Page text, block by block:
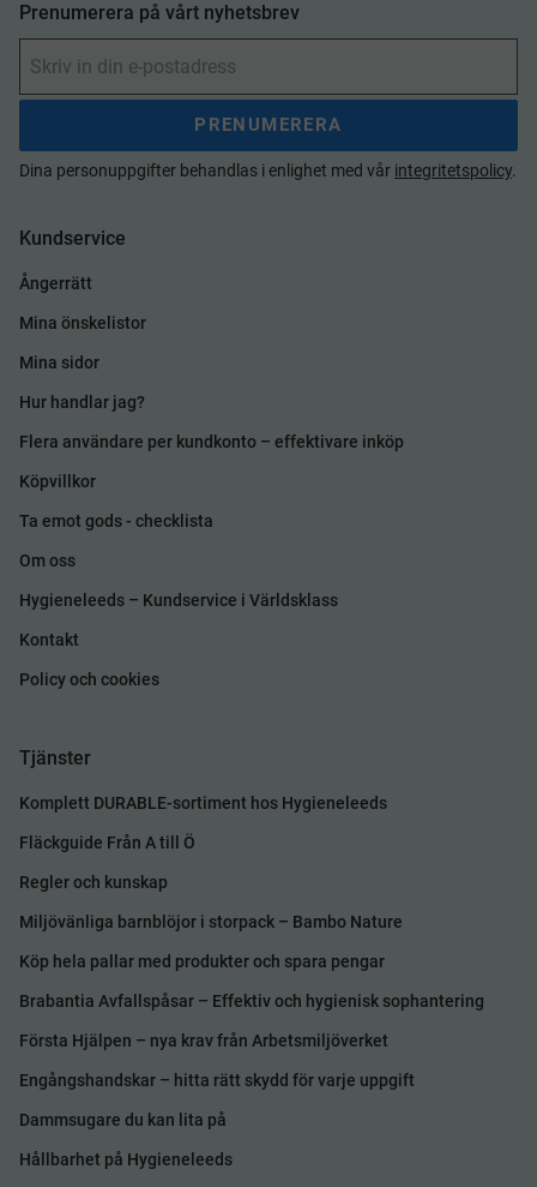
Prenumerera på vårt nyhetsbrev
PRENUMERERA
Dina personuppgifter behandlas i enlighet med vår integritetspolicy.
Kundservice
Ångerrätt
Mina önskelistor
Mina sidor
Hur handlar jag?
Flera användare per kundkonto – effektivare inköp
Köpvillkor
Ta emot gods - checklista
Om oss
Hygieneleeds – Kundservice i Världsklass
Kontakt
Policy och cookies
Tjänster
Komplett DURABLE-sortiment hos Hygieneleeds
Fläckguide Från A till Ö
Regler och kunskap
Miljövänliga barnblöjor i storpack – Bambo Nature
Köp hela pallar med produkter och spara pengar
Brabantia Avfallspåsar – Effektiv och hygienisk sophantering
Första Hjälpen – nya krav från Arbetsmiljöverket
Engångshandskar – hitta rätt skydd för varje uppgift
Dammsugare du kan lita på
Hållbarhet på Hygieneleeds